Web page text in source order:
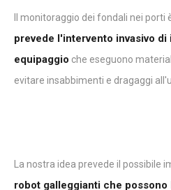
Il monitoraggio dei fondali nei porti
prevede l'intervento invasivo
equipaggio che eseguono
evitare insabbimenti e dragaggi
La nostra idea prevede il possibile
robot galleggianti che